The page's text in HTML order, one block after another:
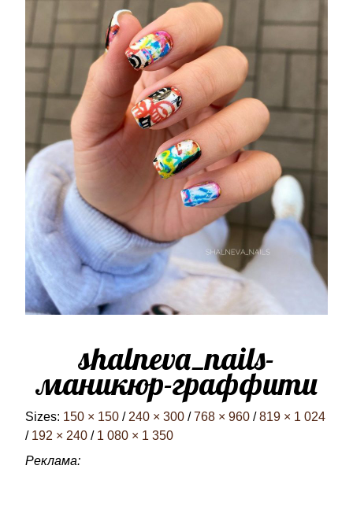
shalneva_nails-
маникюр-граффити
Sizes: 150 × 150 / 240 × 300 / 768 × 960 / 819 × 1 024
/ 192 × 240 / 1 080 × 1 350
Реклама: